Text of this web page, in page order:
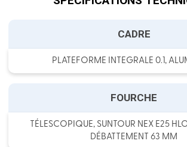
CADRE
PLATEFORME INTEGRALE 0.1,
FOURCHE
TÉLESCOPIQUE, SUNTOUR NEX E25
DÉBATTEMENT 63 MM